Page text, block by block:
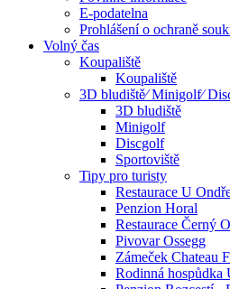
E-podatelna
Prohlášení o ochraně
Volný čas
Koupaliště
Koupaliště
3D bludiště⁄ Minigolf⁄
3D bludiště
Minigolf
Discgolf
Sportoviště
Tipy pro turisty
Restaurace U
Penzion Horal
Restaurace Černý
Pivovar Ossegg
Zámeček Chateau
Rodinná hospůdka